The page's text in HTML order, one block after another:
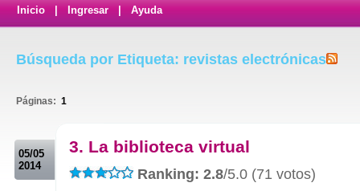
Inicio Ingresar Ayuda
Búsqueda por Etiqueta: revistas electrónicas
Páginas: 1
05/05
2014
3. La biblioteca virtual
Ranking: 2.8/5.0 (71 votos)